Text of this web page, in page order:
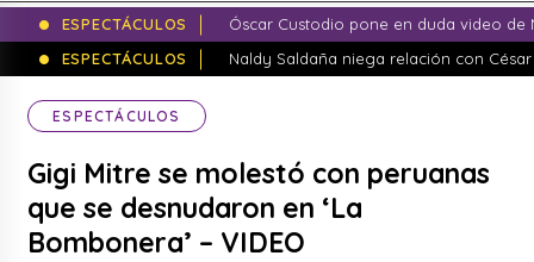
ESPECTÁCULOS
Óscar Custodio pone en duda video de
ESPECTÁCULOS
Naldy Saldaña niega relación con
ESPECTÁCULOS
Gigi Mitre se molestó con peruanas
que se desnudaron en ‘La
Bombonera’ – VIDEO